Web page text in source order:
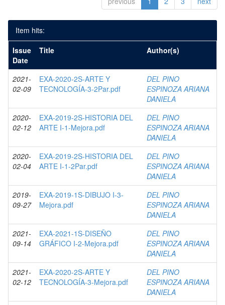
Item hits:
Issue
Date
Title Author(s)
2021-
02-09
EXA-2020-2S-ARTE Y
TECNOLOGÍA-3-2Par.pdf
DEL PINO
ESPINOZA ARIANA
DANIELA
2020-
02-12
EXA-2019-2S-HISTORIA DEL
ARTE I-1-Mejora.pdf
DEL PINO
ESPINOZA ARIANA
DANIELA
2020-
02-04
EXA-2019-2S-HISTORIA DEL
ARTE I-1-2Par.pdf
DEL PINO
ESPINOZA ARIANA
DANIELA
2019-
09-27
EXA-2019-1S-DIBUJO I-3-
Mejora.pdf
DEL PINO
ESPINOZA ARIANA
DANIELA
2021-
09-14
EXA-2021-1S-DISEÑO
GRÁFICO I-2-Mejora.pdf
DEL PINO
ESPINOZA ARIANA
DANIELA
2021-
02-12
EXA-2020-2S-ARTE Y
TECNOLOGÍA-3-Mejora.pdf
DEL PINO
ESPINOZA ARIANA
DANIELA